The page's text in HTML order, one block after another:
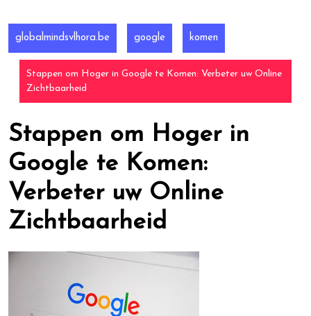
globalmindsvlhora.be google komen
Stappen om Hoger in Google te Komen: Verbeter uw Online
Zichtbaarheid
Stappen om Hoger in
Google te Komen:
Verbeter uw Online
Zichtbaarheid